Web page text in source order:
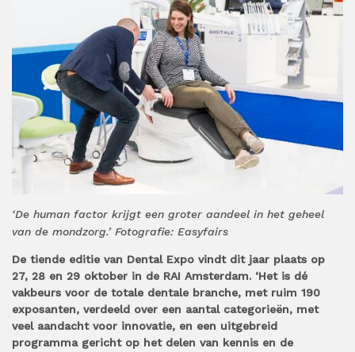
‘De human factor krijgt een groter aandeel in het geheel
van de mondzorg.’ Fotografie: Easyfairs
De tiende editie van Dental Expo vindt dit jaar plaats op
27, 28 en 29 oktober in de RAI Amsterdam. ‘Het is dé
vakbeurs voor de totale dentale branche, met ruim 190
exposanten, verdeeld over een aantal categorieën, met
veel aandacht voor innovatie, en een uitgebreid
programma gericht op het delen van kennis en de